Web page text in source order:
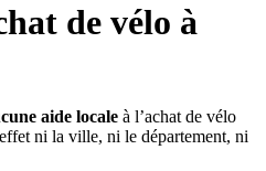
de vélo à
aide locale à l’achat de vélo
ni la ville, ni le département, ni